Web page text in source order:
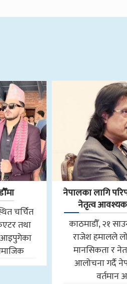
चर्चित
तथा
आइपुगेका
नेपालका लागि
नेतृत्व
काठमाडौँ, २१
राजेश हमालले
मानसिकता र
आलोचना गर्दै
वर्तमान